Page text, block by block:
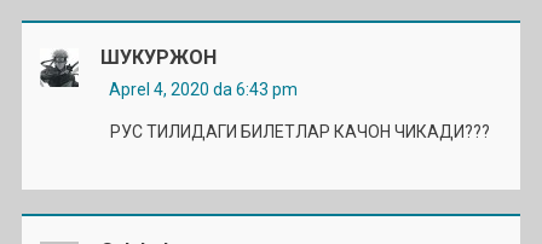
ШУКУРЖОН
Aprel 4, 2020 da 6:43 pm
РУС ТИЛИДАГИ БИЛЕТЛАР КАЧОН ЧИКАДИ???